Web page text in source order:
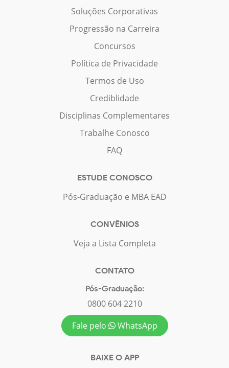
Soluções Corporativas
Progressão na Carreira
Concursos
Política de Privacidade
Termos de Uso
Crediblidade
Disciplinas Complementares
Trabalhe Conosco
FAQ
ESTUDE CONOSCO
Pós-Graduação e MBA EAD
CONVÊNIOS
Veja a Lista Completa
CONTATO
Pós-Graduação:
0800 604 2210
Fale pelo
WhatsApp
BAIXE O APP